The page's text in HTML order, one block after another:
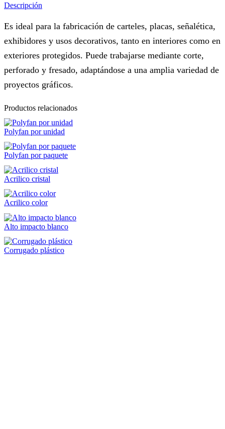
Descripción
Es ideal para la fabricación de carteles, placas, señalética,
exhibidores y usos decorativos, tanto en interiores como en
exteriores protegidos. Puede trabajarse mediante corte,
perforado y fresado, adaptándose a una amplia variedad de
proyectos gráficos.
Productos relacionados
Polyfan por unidad
Polyfan por paquete
Acrilico cristal
Acrilico color
Alto impacto blanco
Corrugado plástico